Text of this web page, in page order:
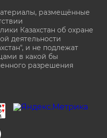
размещённые
Казахстан об охране
деятельности
и не подлежат
в какой бы
разрешения